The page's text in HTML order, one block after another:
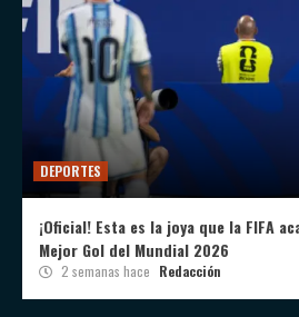
DEPORTES
¡Oficial! Esta es la joya que la FIFA
Mejor Gol del Mundial 2026
2 semanas hace Redacción